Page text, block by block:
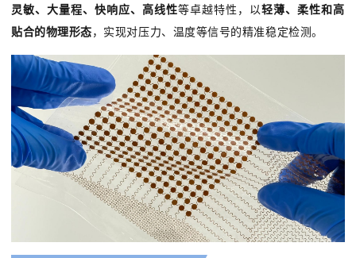
灵敏、大量程、快响应、高线性等卓越特性，以轻薄、柔性和高
贴合的物理形态，实现对压力、温度等信号的精准稳定检测。